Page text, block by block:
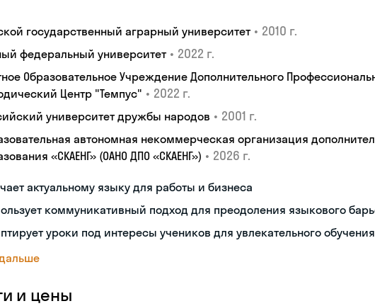
государственный аграрный университет • 2010 г.
федеральный университет • 2022 г.
Образовательное Учреждение Дополнительного
Центр "Темпус" • 2022 г.
университет дружбы народов • 2001 г.
автономная некоммерческая организация
«СКАЕНГ» (ОАНО ДПО «СКАЕНГ») • 2026 г.
актуальному языку для работы и бизнеса
коммуникативный подход для преодоления языкового
уроки под интересы учеников для увлекательного обучения
и цены